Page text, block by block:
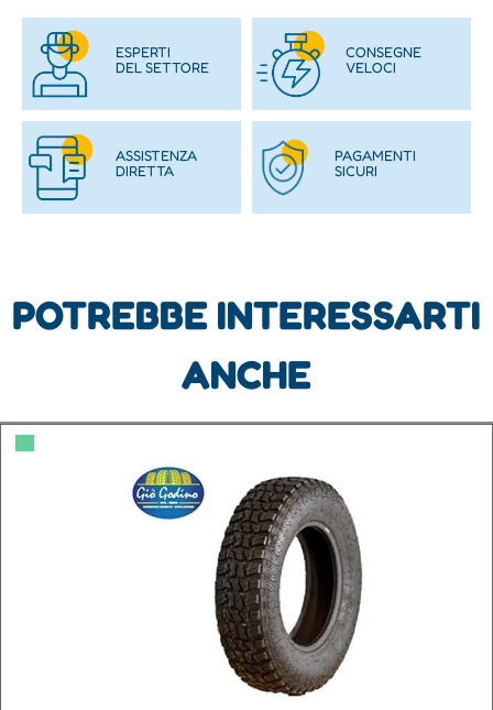
ESPERTI
DEL SETTORE
CONSEGNE
VELOCI
ASSISTENZA
DIRETTA
PAGAMENTI
SICURI
POTREBBE INTERESSARTI
ANCHE
▀